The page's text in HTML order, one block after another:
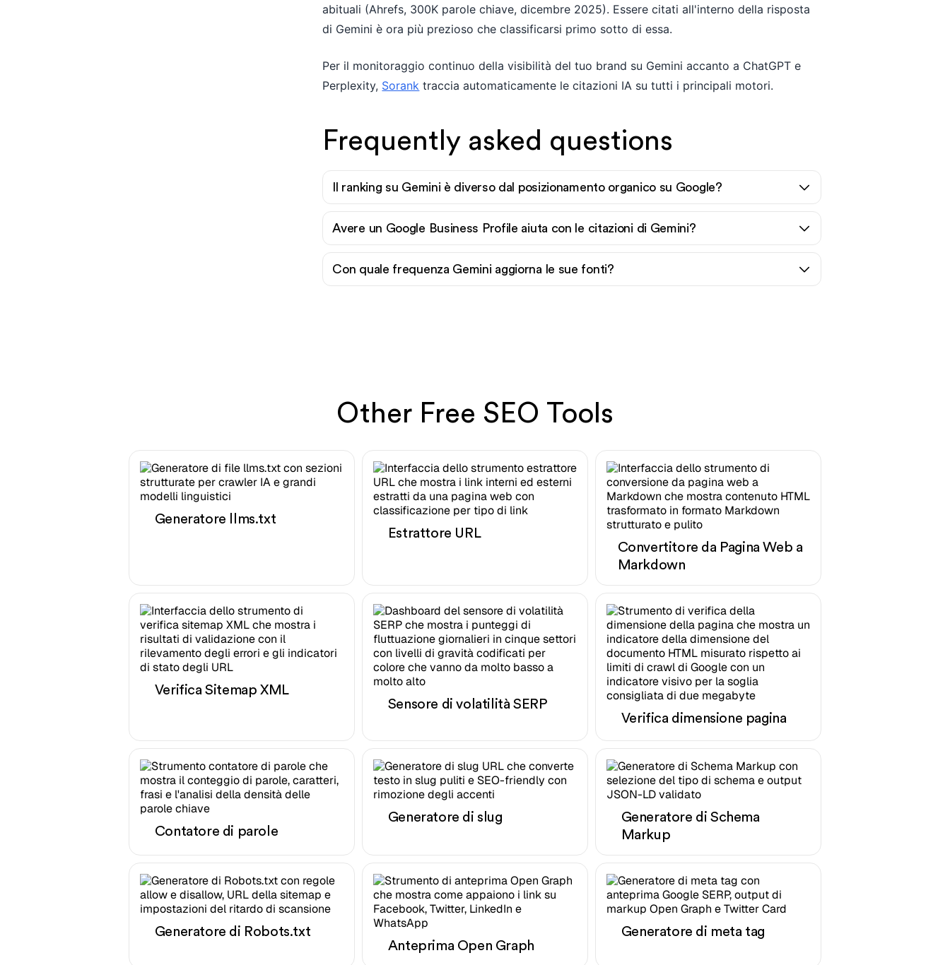
abituali (Ahrefs, 300K parole chiave, dicembre 2025). Essere citati all'interno della risposta
di Gemini è ora più prezioso che classificarsi primo sotto di essa.
Per il monitoraggio continuo della visibilità del tuo brand su Gemini accanto a ChatGPT e
Perplexity, Sorank traccia automaticamente le citazioni IA su tutti i principali motori.
Frequently asked questions
Il ranking su Gemini è diverso dal posizionamento organico su Google?
Avere un Google Business Profile aiuta con le citazioni di Gemini?
Con quale frequenza Gemini aggiorna le sue fonti?
Other Free SEO Tools
Generatore llms.txt
Estrattore URL
Convertitore da Pagina Web a
Markdown
Verifica Sitemap XML
Sensore di volatilità SERP
Verifica dimensione pagina
Contatore di parole
Generatore di slug
Generatore di Schema
Markup
Generatore di Robots.txt
Anteprima Open Graph
Generatore di meta tag